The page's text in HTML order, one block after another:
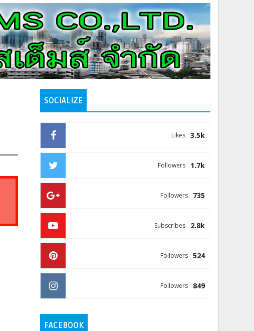
SOCIALIZE
3.5k
Likes
1.7k
Followers
735
Followers
2.8k
Subscribes
524
Followers
849
Followers
FACEBOOK